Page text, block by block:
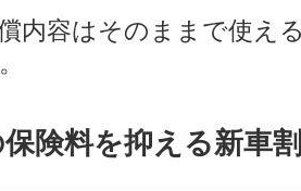
内容はそのままで使え
険料を抑える新車